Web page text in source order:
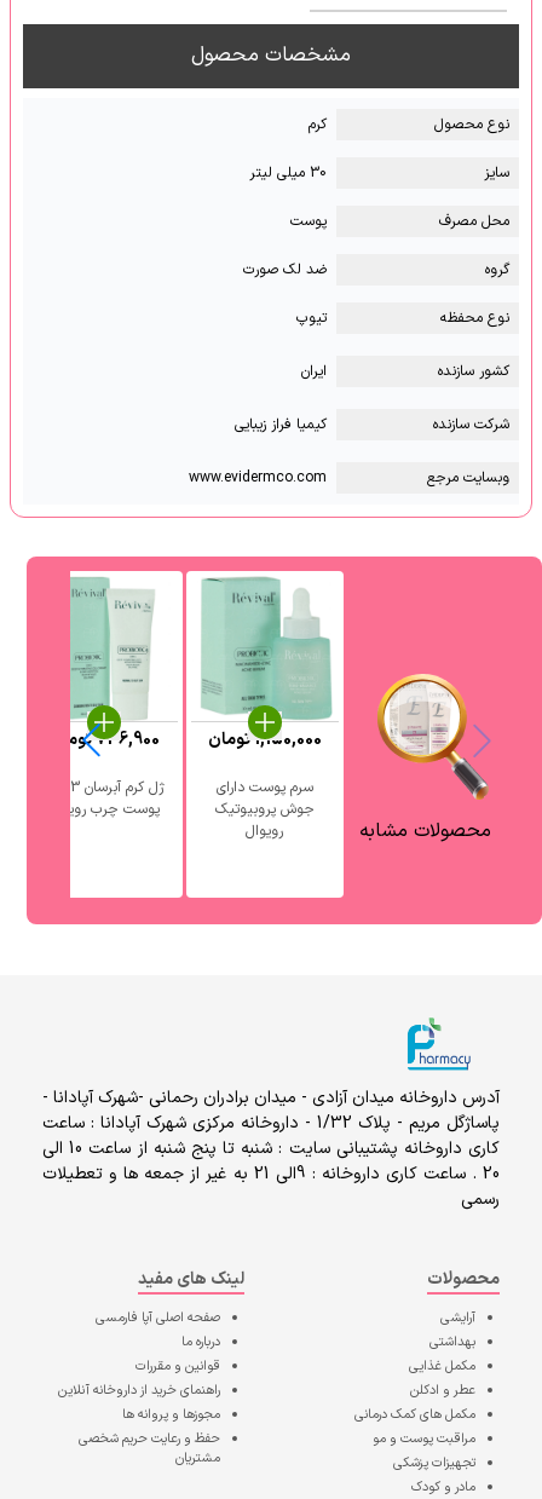
مشخصات محصول
نوع محصول کرم
سایز 30 میلی لیتر
محل مصرف پوست
گروه ضد لک صورت
نوع محفظه تیوپ
کشور سازنده ایران
شرکت سازنده کیمیا فراز زیبایی
وبسایت مرجع www.evidermco.com
محصولات مشابه
سرم پوست دارای
جوش پروبیوتیک
رویوال
1,150,000تومان
پوست چرب رویوال
736,900تومان
آدرس داروخانه میدان آزادی - میدان برادران رحمانی -شهرک آپادانا -
پاساژگل مریم - پلاک 1/32 - داروخانه مرکزی شهرک آپادانا : ساعت
کاری داروخانه پشتیبانی سایت : شنبه تا پنج شنبه از ساعت 10 الی
20 . ساعت کاری داروخانه : 9الی 21 به غیر از جمعه ها و تعطیلات
رسمی
محصولات
آرایشی
بهداشتی
مکمل غذایی
عطر و ادکلن
مکمل های کمک درمانی
مراقبت پوست و مو
تجهیزات پزشکی
مادر و کودک
لینک های مفید
صفحه اصلیآپا فارمسی
درباره ما
قوانین و مقررات
راهنمای خرید از داروخانه آنلاین
مجوزها و پروانه ها
حفظ و رعایت حریم شخصی
مشتریان